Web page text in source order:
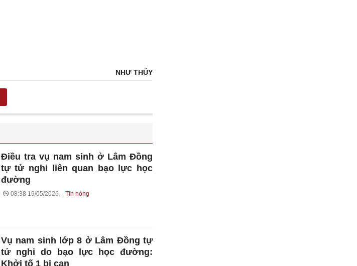
NHƯ THÚY
Điều tra vụ nam sinh ở Lâm Đồng
tự tử nghi liên quan bạo lực học
đường
08:38 19/05/2026 Tin nóng
Vụ nam sinh lớp 8 ở Lâm Đồng tự
tử nghi do bạo lực học đường:
Khởi tố 1 bị can